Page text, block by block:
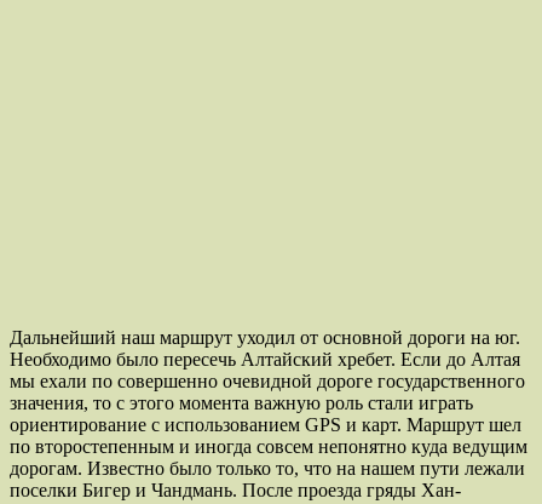
Дальнейший наш маршрут уходил от основной дороги на юг.
Необходимо было пересечь Алтайский хребет. Если до Алтая
мы ехали по совершенно очевидной дороге государственного
значения, то с этого момента важную роль стали играть
ориентирование с использованием GPS и карт. Маршрут шел
по второстепенным и иногда совсем непонятно куда ведущим
дорогам. Известно было только то, что на нашем пути лежали
поселки Бигер и Чандмань. После проезда гряды Хан-